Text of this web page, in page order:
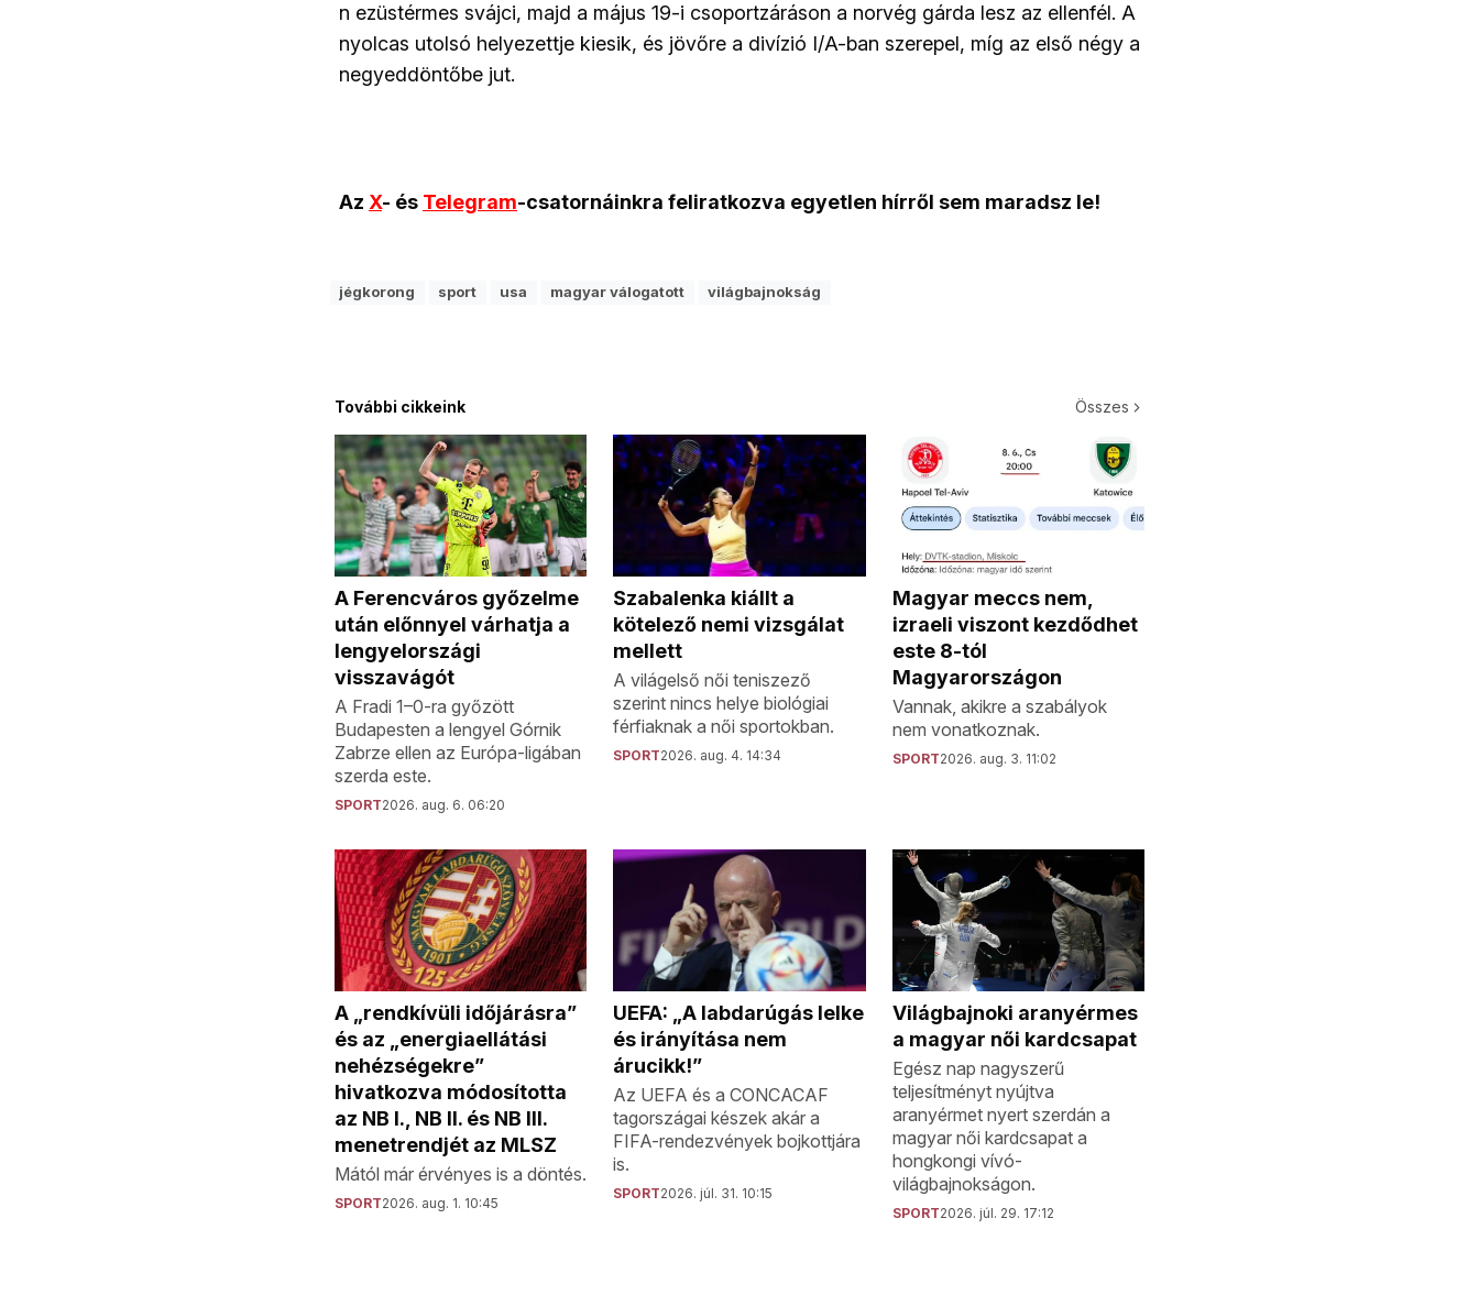
n ezüstérmes svájci, majd a május 19-i csoportzáráson a norvég gárda lesz az ellenfél. A
nyolcas utolsó helyezettje kiesik, és jövőre a divízió I/A-ban szerepel, míg az első négy a
negyeddöntőbe jut.
Az X- és Telegram-csatornáinkra feliratkozva egyetlen hírről sem maradsz le!
jégkorong sport usa magyar válogatott világbajnokság
További cikkeink Összes
A Ferencváros győzelme
után előnnyel várhatja a
lengyelországi
visszavágót
A Fradi 1–0-ra győzött
Budapesten a lengyel Górnik
Zabrze ellen az Európa-ligában
szerda este.
SPORT2026. aug. 6. 06:20
Szabalenka kiállt a
kötelező nemi vizsgálat
mellett
A világelső női teniszező
szerint nincs helye biológiai
férfiaknak a női sportokban.
SPORT2026. aug. 4. 14:34
Magyar meccs nem,
izraeli viszont kezdődhet
este 8-tól
Magyarországon
Vannak, akikre a szabályok
nem vonatkoznak.
SPORT2026. aug. 3. 11:02
A „rendkívüli időjárásra”
és az „energiaellátási
nehézségekre”
hivatkozva módosította
az NB I., NB II. és NB III.
menetrendjét az MLSZ
Mától már érvényes is a döntés.
SPORT2026. aug. 1. 10:45
UEFA: „A labdarúgás lelke
és irányítása nem
árucikk!”
Az UEFA és a CONCACAF
tagországai készek akár a
FIFA-rendezvények bojkottjára
is.
SPORT2026. júl. 31. 10:15
Világbajnoki aranyérmes
a magyar női kardcsapat
Egész nap nagyszerű
teljesítményt nyújtva
aranyérmet nyert szerdán a
magyar női kardcsapat a
hongkongi vívó-
világbajnokságon.
SPORT2026. júl. 29. 17:12